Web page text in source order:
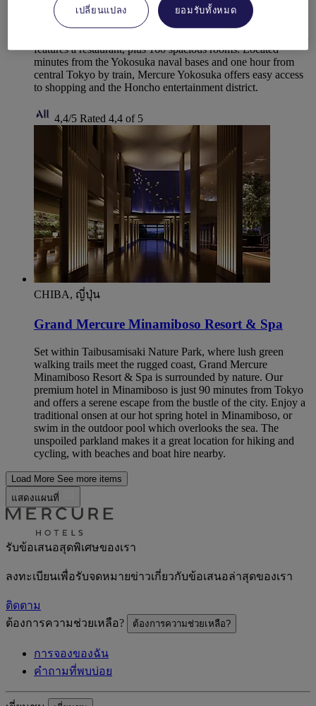
Yokosuka Arts Theatre, Mercure Yokosuka is a prominent
feature in the city skyline. With the largest ballroom in the
area and abundant facilities, the hotel is ideal for meetings and
features a restaurant, plus 160 spacious rooms. Located
minutes from the Yokosuka naval bases and one hour from
central Tokyo by train, Mercure Yokosuka offers easy access
to shopping and the Honcho entertainment district.
4,4/5 Rated 4,4 of 5
CHIBA, ญี่ปุ่น
Grand Mercure Minamiboso Resort & Spa
Set within Taibusamisaki Nature Park, where lush green
walking trails meet the rugged coast, Grand Mercure
Minamiboso Resort & Spa is surrounded by nature. Our
premium hotel in Minamiboso is just 90 minutes from Tokyo
and offers a serene escape from the bustle of the city. Enjoy a
traditional onsen at our hot spring hotel in Minamiboso, or
swim in the outdoor pool which overlooks the sea. The
unspoiled parkland makes it a great location for hiking and
cycling, with beaches and boat hire nearby.
Load More See more items
แสดงแผนที่
รับข้อเสนอสุดพิเศษของเรา
ลงทะเบียนเพื่อรับจดหมายข่าวเกี่ยวกับข้อเสนอล่าสุดของเรา
ติดตาม
ต้องการความช่วยเหลือ?
ต้องการความช่วยเหลือ?
การจองของฉัน
คำถามที่พบบ่อย
เปลี่ยนแปลง ยอมรับทั้งหมด